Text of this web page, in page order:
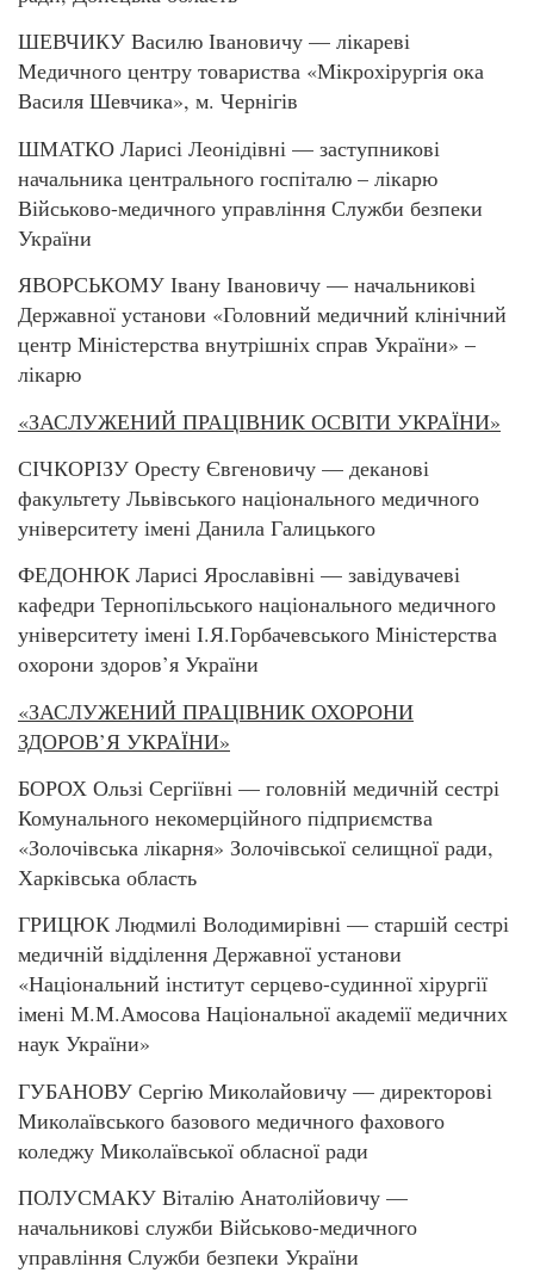
ШЕВЧИКУ Василю Івановичу — лікареві
Медичного центру товариства «Мікрохірургія ока
Василя Шевчика», м. Чернігів
ШМАТКО Ларисі Леонідівні — заступникові
начальника центрального госпіталю – лікарю
Військово-медичного управління Служби безпеки
України
ЯВОРСЬКОМУ Івану Івановичу — начальникові
Державної установи «Головний медичний клінічний
центр Міністерства внутрішніх справ України» –
лікарю
«ЗАСЛУЖЕНИЙ ПРАЦІВНИК ОСВІТИ УКРАЇНИ»
СІЧКОРІЗУ Оресту Євгеновичу — деканові
факультету Львівського національного медичного
університету імені Данила Галицького
ФЕДОНЮК Ларисі Ярославівні — завідувачеві
кафедри Тернопільського національного медичного
університету імені І.Я.Горбачевського Міністерства
охорони здоров’я України
«ЗАСЛУЖЕНИЙ ПРАЦІВНИК ОХОРОНИ
ЗДОРОВ’Я УКРАЇНИ»
БОРОХ Ользі Сергіївні — головній медичній сестрі
Комунального некомерційного підприємства
«Золочівська лікарня» Золочівської селищної ради,
Харківська область
ГРИЦЮК Людмилі Володимирівні — старшій сестрі
медичній відділення Державної установи
«Національний інститут серцево-судинної хірургії
імені М.М.Амосова Національної академії медичних
наук України»
ГУБАНОВУ Сергію Миколайовичу — директорові
Миколаївського базового медичного фахового
коледжу Миколаївської обласної ради
ПОЛУСМАКУ Віталію Анатолійовичу —
начальникові служби Військово-медичного
управління Служби безпеки України